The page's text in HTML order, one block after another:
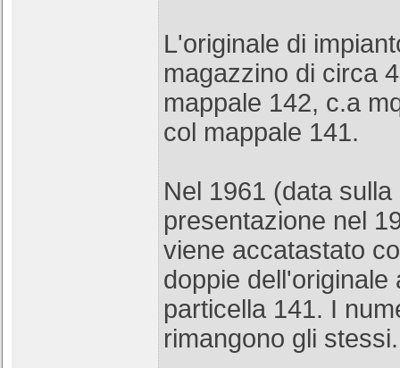
L'originale di
magazzino di circa
mappale 142, c.a
col mappale 141.
Nel 1961 (data
presentazione nel
viene accatastato
doppie dell'originale
particella 141. I
rimangono gli stessi.